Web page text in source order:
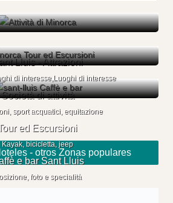
Lluis - Attrazioni
di interesse,Luoghi di interesse
Società di attività
sport acquatici, equitazione
ed Escursioni
Kayak, bicicletta, jeep
e bar Sant Lluis
foto e specialità
- otros Zonas populares